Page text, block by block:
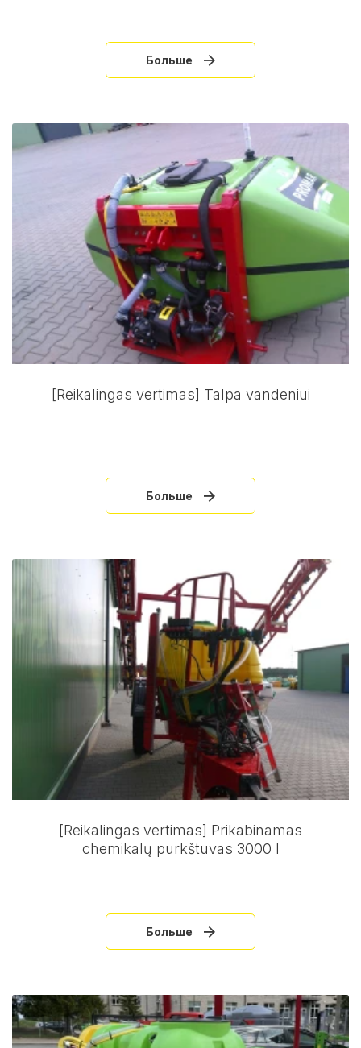
Больше
[Reikalingas vertimas] Talpa vandeniui
Больше
[Reikalingas vertimas] Prikabinamas
chemikalų purkštuvas 3000 l
Больше